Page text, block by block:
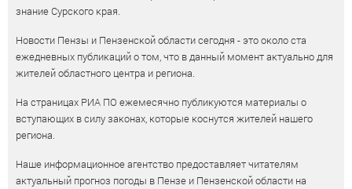
знание Сурского края.
Новости Пензы и Пензенской области сегодня - это около ста
ежедневных публикаций о том, что в данный момент актуально для
жителей областного центра и региона.
На страницах РИА ПО ежемесячно публикуются материалы о
вступающих в силу законах, которые коснутся жителей нашего
региона.
Наше информационное агентство предоставляет читателям
актуальный прогноз погоды в Пензе и Пензенской области на